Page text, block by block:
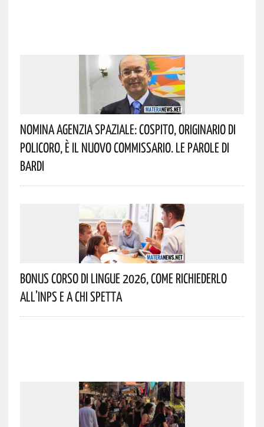
Nomina Agenzia Spaziale: Cospito, Originario Di
Policoro, È Il Nuovo Commissario. Le Parole Di
Bardi
Bonus Corso Di Lingue 2026, Come Richiederlo
All’INPS E A Chi Spetta